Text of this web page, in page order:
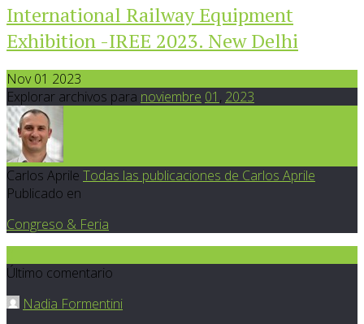
International Railway Equipment
Exhibition -IREE 2023. New Delhi
Nov 01 2023
Explorar archivos para noviembre 01 , 2023
Carlos Aprile Todas las publicaciones de Carlos Aprile
Publicado en
Congreso & Feria
Último comentario
Nadia Formentini